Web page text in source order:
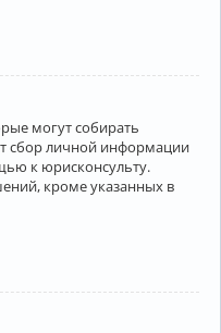
могут собирать
сбор личной информации
к юрисконсульту.
кроме указанных в